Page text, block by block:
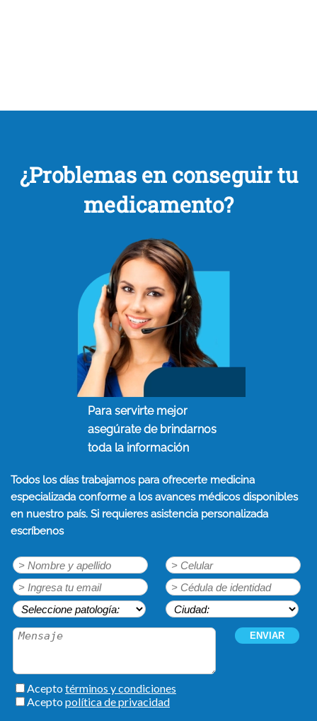
¿Problemas en conseguir tu
medicamento?
Para servirte mejor
asegúrate de brindarnos
toda la información
Todos los días trabajamos para ofrecerte medicina
especializada conforme a los avances médicos disponibles
en nuestro país. Si requieres asistencia personalizada
escríbenos